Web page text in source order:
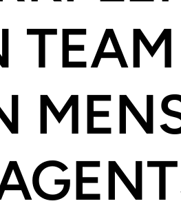
TEAM